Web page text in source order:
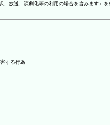
放送、演劇化等の利用の場合を含みます
する行為